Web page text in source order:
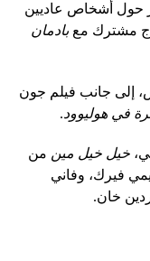
حول أشخاص عاديين
مشترك معبادمان
الفضائية في 15 أغسطس، إلى جانب فيلم جون
في هوليوود.
خيل خيل مين من
فيرك، وفاني
خان.